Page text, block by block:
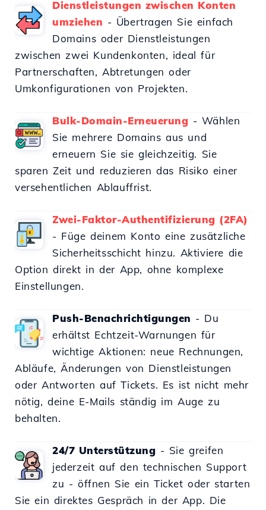
Dienstleistungen zwischen Konten
umziehen - Übertragen Sie einfach
Domains oder Dienstleistungen
zwischen zwei Kundenkonten, ideal für
Partnerschaften, Abtretungen oder
Umkonfigurationen von Projekten.
Bulk-Domain-Erneuerung - Wählen
Sie mehrere Domains aus und
erneuern Sie sie gleichzeitig. Sie
sparen Zeit und reduzieren das Risiko einer
versehentlichen Ablauffrist.
Zwei-Faktor-Authentifizierung (2FA)
- Füge deinem Konto eine zusätzliche
Sicherheitsschicht hinzu. Aktiviere die
Option direkt in der App, ohne komplexe
Einstellungen.
Push-Benachrichtigungen - Du
erhältst Echtzeit-Warnungen für
wichtige Aktionen: neue Rechnungen,
Abläufe, Änderungen von Dienstleistungen
oder Antworten auf Tickets. Es ist nicht mehr
nötig, deine E-Mails ständig im Auge zu
behalten.
24/7 Unterstützung - Sie greifen
jederzeit auf den technischen Support
zu - öffnen Sie ein Ticket oder starten
Sie ein direktes Gespräch in der App. Die